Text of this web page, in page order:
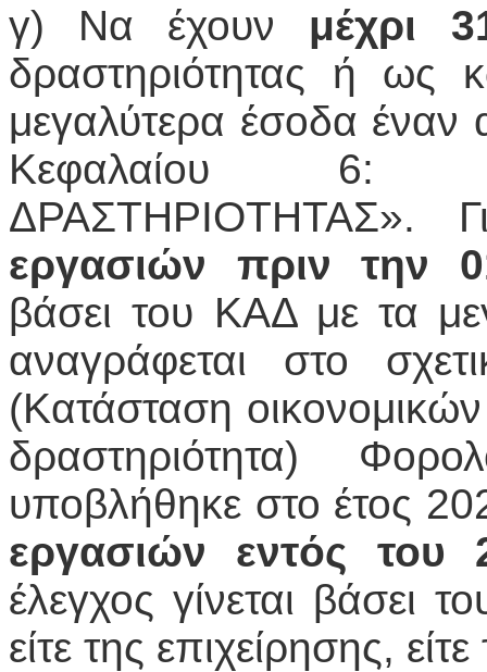
γ) Να έχουν μέχρι
δραστηριότητας ή ως
μεγαλύτερα έσοδα έναν
Κεφαλαίου 6:
ΔΡΑΣΤΗΡΙΟΤΗΤΑΣ».
εργασιών πριν την
βάσει του ΚΑΔ με τα
αναγράφεται στο
(Κατάσταση οικονομικών
δραστηριότητα)
υποβλήθηκε στο έτος
εργασιών εντός του
έλεγχος γίνεται βάσει
είτε της επιχείρησης,